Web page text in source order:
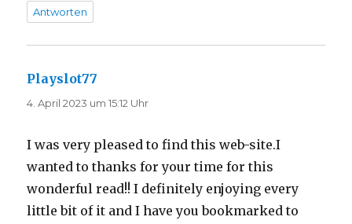
Antworten
Playslot77
4. April 2023 um 15:12 Uhr
I was very pleased to find this web-site.I
wanted to thanks for your time for this
wonderful read!! I definitely enjoying every
little bit of it and I have you bookmarked to